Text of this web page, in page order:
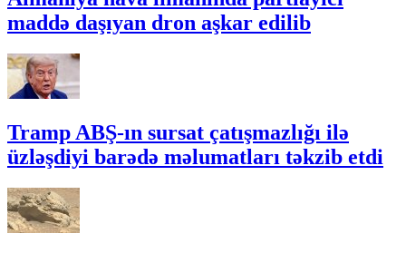
maddə daşıyan dron aşkar edilib
Tramp ABŞ-ın sursat çatışmazlığı ilə
üzləşdiyi barədə məlumatları təkzib etdi